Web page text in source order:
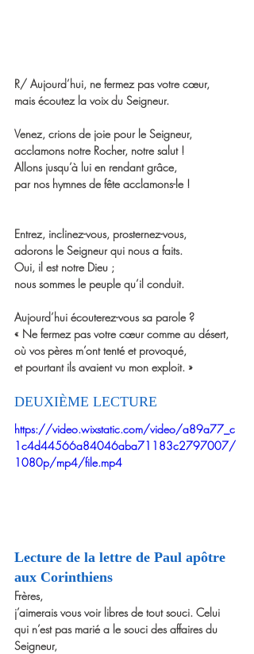
R/ Aujourd’hui, ne fermez pas votre cœur,
mais écoutez la voix du Seigneur.
Venez, crions de joie pour le Seigneur,
acclamons notre Rocher, notre salut !
Allons jusqu’à lui en rendant grâce,
par nos hymnes de fête acclamons-le !
Entrez, inclinez-vous, prosternez-vous,
adorons le Seigneur qui nous a faits.
Oui, il est notre Dieu ;
nous sommes le peuple qu’il conduit.
Aujourd’hui écouterez-vous sa parole ?
« Ne fermez pas votre cœur comme au désert,
où vos pères m’ont tenté et provoqué,
et pourtant ils avaient vu mon exploit. »
DEUXIÈME LECTURE
https://video.wixstatic.com/video/a89a77_c
1c4d44566a84046aba71183c2797007/
1080p/mp4/file.mp4
Lecture de la lettre de Paul apôtre
aux Corinthiens
Frères,
j’aimerais vous voir libres de tout souci. Celui
qui n’est pas marié a le souci des affaires du
Seigneur,